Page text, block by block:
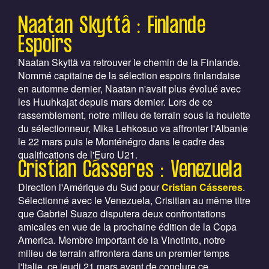
Naatan Skyttâ : Finlande
Espoirs
Naatan Skyttä va retrouver le chemin de la Finlande.
Nommé capitaine de la sélection espoirs finlandaise
en automne dernier, Naatan n'avait plus évolué avec
les Huuhkajat depuis mars dernier. Lors de ce
rassemblement, notre milieu de terrain sous la houlette
du sélectionneur, Mika Lehkosuo va affronter l'Albanie
le 22 mars puis le Monténégro dans le cadre des
qualifications de l'Euro U21.
Cristian Cásseres : Venezuela
Direction l'Amérique du Sud pourCristian Cásseres.
Sélectionné avec le Venezuela, Crisitian au même titre
que Gabriel Suazo disputera deux confrontations
amicales en vue de la prochaine édition de la Copa
America. Membre important de la Vinotinto, notre
milieu de terrain affrontera dans un premier temps
l'Italie, ce jeudi 21 mars avant de conclure ce